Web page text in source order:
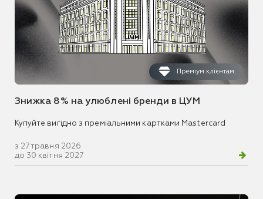
Преміум клієнтам
Знижка 8% на улюблені бренди в ЦУМ
Купуйте вигідно з преміальними картками Mastercard
з 27 травня 2026
до 30 квітня 2027